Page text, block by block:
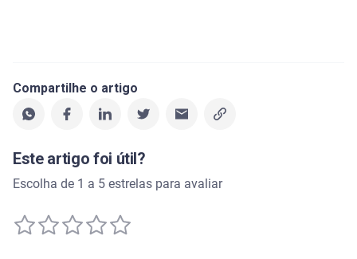
Compartilhe o artigo
Este artigo foi útil?
Escolha de 1 a 5 estrelas para avaliar